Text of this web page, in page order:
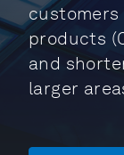
products
and
larger